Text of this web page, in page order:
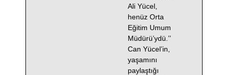
Ali Yücel,
henüz Orta
Eğitim Umum
Müdürü’ydü.’’
Can Yücel’in,
yaşamını
paylaştığı